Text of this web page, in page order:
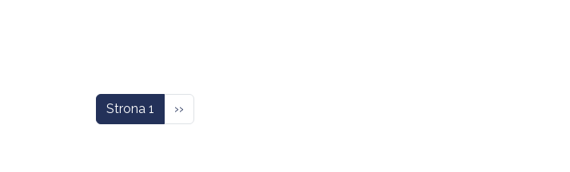
Strona 1 Następna strona
››